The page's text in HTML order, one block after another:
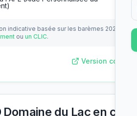
indicative basée sur les barèmes 2026.
ou un CLIC.
Version
Domaine du Lac en